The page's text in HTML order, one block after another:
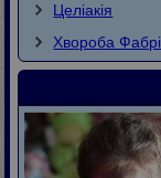
Целіакія
Хвороба Фaбpi